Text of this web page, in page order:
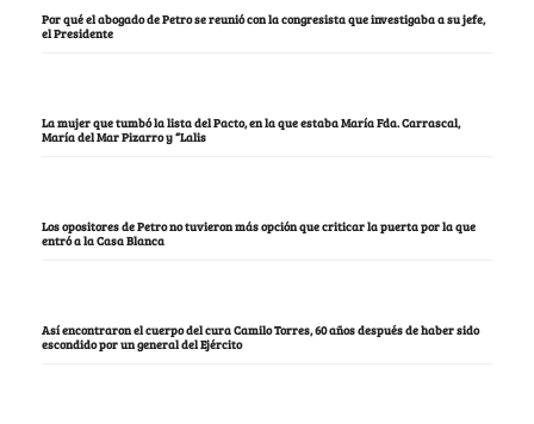
Por qué el abogado de Petro se reunió con la congresista que investigaba a su jefe,
el Presidente
La mujer que tumbó la lista del Pacto, en la que estaba María Fda. Carrascal,
María del Mar Pizarro y “Lalis
Los opositores de Petro no tuvieron más opción que criticar la puerta por la que
entró a la Casa Blanca
Así encontraron el cuerpo del cura Camilo Torres, 60 años después de haber sido
escondido por un general del Ejército